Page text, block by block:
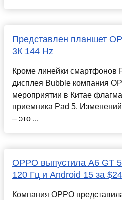
Представлен планшет
3К 144 Hz
Кроме линейки смартфонов
дисплея Bubble компания
мероприятии в Китае
приемника Pad 5.
– это ...
OPPO выпустила A6 GT
120 Гц и Android 15 за
Компания OPPO